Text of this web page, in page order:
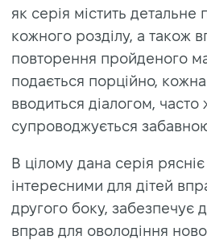
як серія містить
кожного розділу, а також
повторення пройденого
подається порційно,
вводиться діалогом,
супроводжується
В цілому дана серія
інтересними для дітей
другого боку, забезпечує
вправ для оволодіння